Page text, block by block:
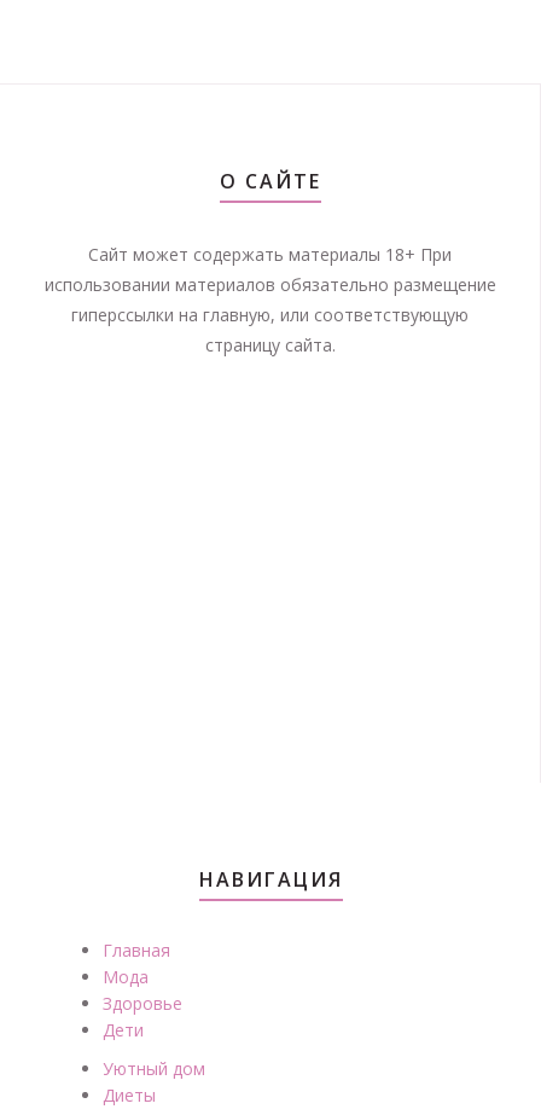
О САЙТЕ
Сайт может содержать материалы 18+ При
использовании материалов обязательно размещение
гиперссылки на главную, или соответствующую
страницу сайта.
НАВИГАЦИЯ
Главная
Мода
Здоровье
Дети
Уютный дом
Диеты